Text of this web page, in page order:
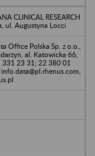
CLINICAL RESEARCH
ul. Augustyna Locci
Office Polska Sp. z o.o.,
al. Katowicka 66,
331 23 31; 22 380 01